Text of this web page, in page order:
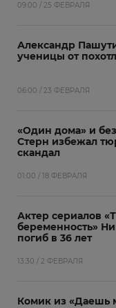
09:00 / 25 ФЕВРАЛЯ
Александр
ученицы от
06:00 / 23 ФЕВРАЛЯ
«Один дома» и
Стерн избежал
скандал
01:00 / 18 ФЕВРАЛЯ
Актер сериалов
беременность»
погиб в 36 лет
13:30 / 2 ФЕВРАЛЯ
Комик из «Даешь